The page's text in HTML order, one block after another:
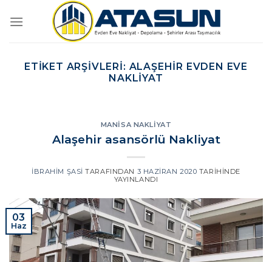
atla
ETIKET ARŞIVLERI: ALAŞEHIR EVDEN EVE
NAKLIYAT
MANISA NAKLIYAT
Alaşehir asansörlü Nakliyat
İBRAHIM ŞASI TARAFINDAN 3 HAZIRAN 2020 TARIHINDE
YAYINLANDI
03
Haz